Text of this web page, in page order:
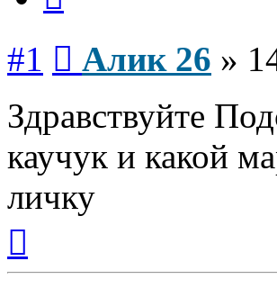
#1 Алик 26 »
Здравствуйте
каучук и какой
личку
началу